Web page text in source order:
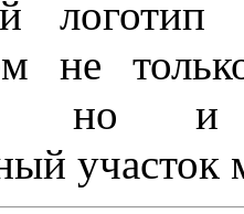
логотип
не
но и
участок